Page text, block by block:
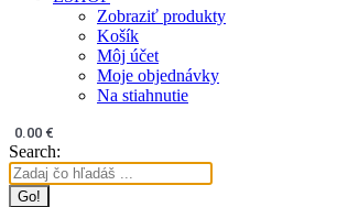
Zobraziť produkty
Košík
Môj účet
Moje objednávky
Na stiahnutie
0.00 €
Search: